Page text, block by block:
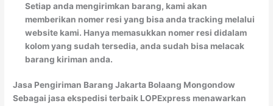
Setiap anda mengirimkan barang, kami akan
memberikan nomer resi yang bisa anda tracking melalui
website kami. Hanya memasukkan nomer resi didalam
kolom yang sudah tersedia, anda sudah bisa melacak
barang kiriman anda.
Jasa Pengiriman Barang Jakarta Bolaang Mongondow
Sebagai jasa ekspedisi terbaik LOPExpress menawarkan